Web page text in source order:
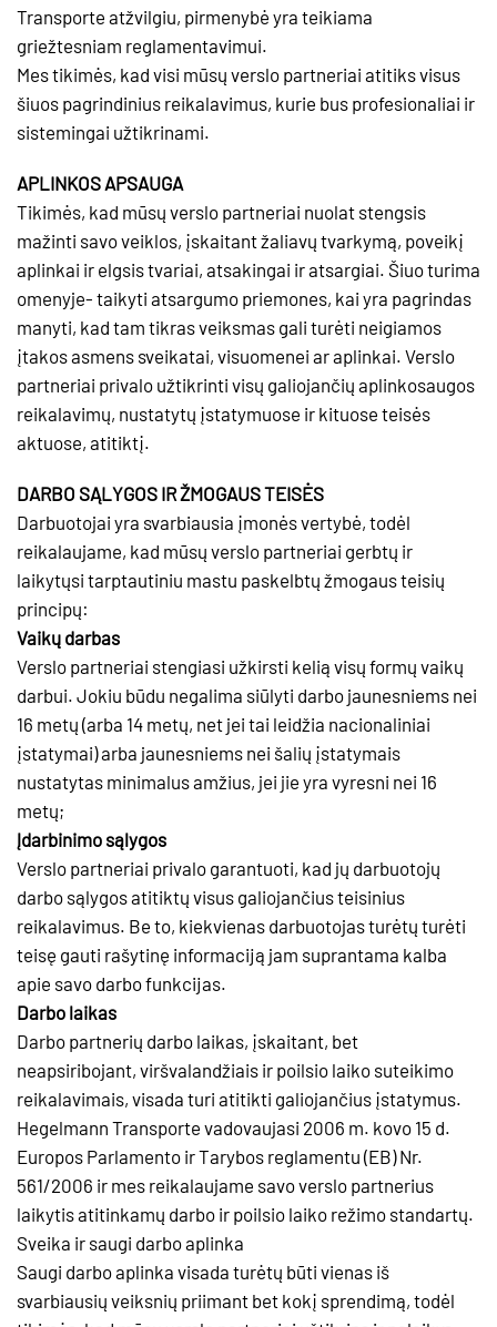
Transporte atžvilgiu, pirmenybė yra teikiama
griežtesniam reglamentavimui.
Mes tikimės, kad visi mūsų verslo partneriai atitiks visus
šiuos pagrindinius reikalavimus, kurie bus profesionaliai ir
sistemingai užtikrinami.
APLINKOS APSAUGA
Tikimės, kad mūsų verslo partneriai nuolat stengsis
mažinti savo veiklos, įskaitant žaliavų tvarkymą, poveikį
aplinkai ir elgsis tvariai, atsakingai ir atsargiai. Šiuo turima
omenyje- taikyti atsargumo priemones, kai yra pagrindas
manyti, kad tam tikras veiksmas gali turėti neigiamos
įtakos asmens sveikatai, visuomenei ar aplinkai. Verslo
partneriai privalo užtikrinti visų galiojančių aplinkosaugos
reikalavimų, nustatytų įstatymuose ir kituose teisės
aktuose, atitiktį.
DARBO SĄLYGOS IR ŽMOGAUS TEISĖS
Darbuotojai yra svarbiausia įmonės vertybė, todėl
reikalaujame, kad mūsų verslo partneriai gerbtų ir
laikytųsi tarptautiniu mastu paskelbtų žmogaus teisių
principų:
Vaikų darbas
Verslo partneriai stengiasi užkirsti kelią visų formų vaikų
darbui. Jokiu būdu negalima siūlyti darbo jaunesniems nei
16 metų (arba 14 metų, net jei tai leidžia nacionaliniai
įstatymai) arba jaunesniems nei šalių įstatymais
nustatytas minimalus amžius, jei jie yra vyresni nei 16
metų;
Įdarbinimo sąlygos
Verslo partneriai privalo garantuoti, kad jų darbuotojų
darbo sąlygos atitiktų visus galiojančius teisinius
reikalavimus. Be to, kiekvienas darbuotojas turėtų turėti
teisę gauti rašytinę informaciją jam suprantama kalba
apie savo darbo funkcijas.
Darbo laikas
Darbo partnerių darbo laikas, įskaitant, bet
neapsiribojant, viršvalandžiais ir poilsio laiko suteikimo
reikalavimais, visada turi atitikti galiojančius įstatymus.
Hegelmann Transporte vadovaujasi 2006 m. kovo 15 d.
Europos Parlamento ir Tarybos reglamentu (EB) Nr.
561/2006 ir mes reikalaujame savo verslo partnerius
laikytis atitinkamų darbo ir poilsio laiko režimo standartų.
Sveika ir saugi darbo aplinka
Saugi darbo aplinka visada turėtų būti vienas iš
svarbiausių veiksnių priimant bet kokį sprendimą, todėl